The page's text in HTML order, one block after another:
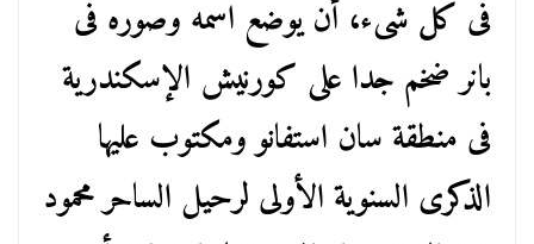
فى كل شىء، أن يوضع اسمه وصوره فى
بانر ضخم جدا على كورنيش الإسكندرية
فى منطقة سان استفانو ومكتوب عليها
الذكرى السنوية الأولى لرحيل الساحر محمود